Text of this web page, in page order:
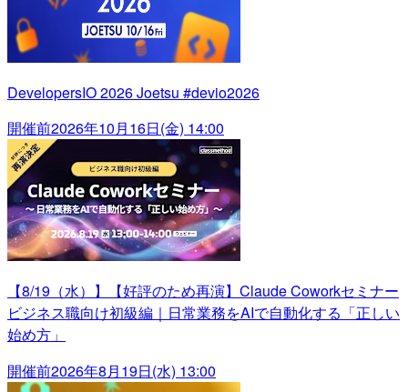
DevelopersIO 2026 Joetsu #devio2026
開催前2026年10月16日(金) 14:00
【8/19（水）】【好評のため再演】Claude Coworkセミナー
ビジネス職向け初級編｜日常業務をAIで自動化する「正しい
始め方」
開催前2026年8月19日(水) 13:00